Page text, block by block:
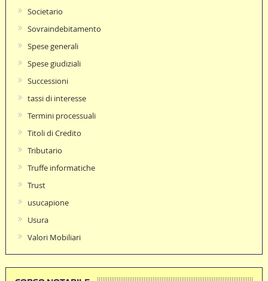
Societario
Sovraindebitamento
Spese generali
Spese giudiziali
Successioni
tassi di interesse
Termini processuali
Titoli di Credito
Tributario
Truffe informatiche
Trust
usucapione
Usura
Valori Mobiliari